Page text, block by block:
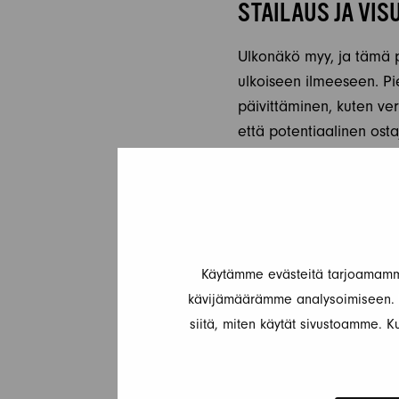
Käytämme evästeitä
kävijämäärämme
siitä, miten käytät sivustoamme.
STAILAUS JA
Ulkonäkö myy, ja tämä
ulkoiseen ilmeeseen.
päivittäminen, kuten
että potentiaalinen
matkailuautosi
vaiheessa.
MARKKINOINTI